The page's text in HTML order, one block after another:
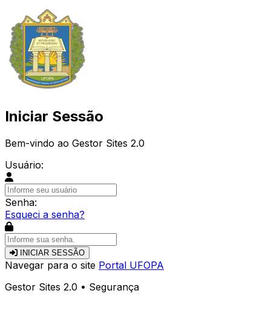
Iniciar Sessão
Bem-vindo ao Gestor Sites 2.0
Usuário:
Senha:
Esqueci a senha?
INICIAR SESSÃO
Navegar para o site Portal UFOPA
Gestor Sites 2.0 • Segurança